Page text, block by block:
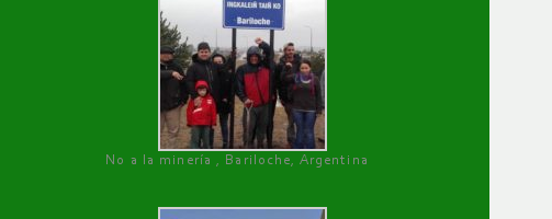
No a la minería , Bariloche, Argentina